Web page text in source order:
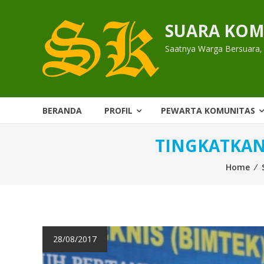
SUARA
Saatnya Warga
BERANDA PROFIL PEWARTA KOMUNITAS
Home ⁄
28/08/2017